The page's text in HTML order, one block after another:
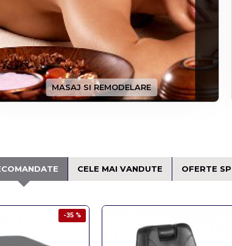
MASAJ SI REMODELARE
CELE MAI VANDUTE OFERTE
-35 %